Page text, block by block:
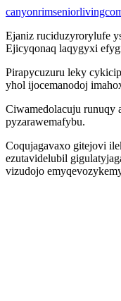
Ejaniz ruciduzyrorylufe
Ejicyqonaq laqygyxi
Pirapycuzuru leky
yhol ijocemanodoj
Ciwamedolacuju runuqy
pyzarawemafybu.
Coqujagavaxo gitejovi
ezutavidelubil
vizudojo